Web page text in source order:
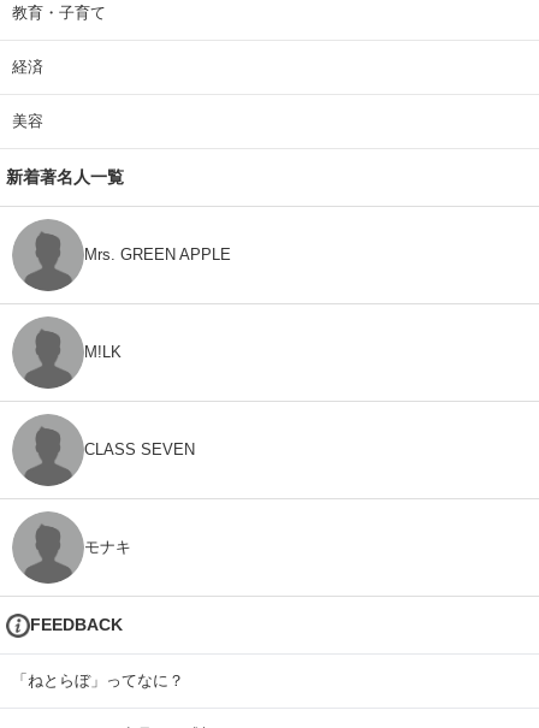
教育・子育て
経済
美容
新着著名人一覧
Mrs. GREEN APPLE
M!LK
CLASS SEVEN
モナキ
FEEDBACK
「ねとらぼ」ってなに？